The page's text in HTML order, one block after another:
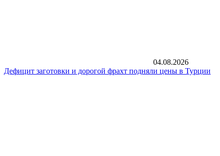
04.08.2026
Дефицит заготовки и дорогой фрахт подняли цены в Турции